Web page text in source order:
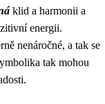
klid a harmonii a
energii.
nenáročné, a tak se
tak mohou